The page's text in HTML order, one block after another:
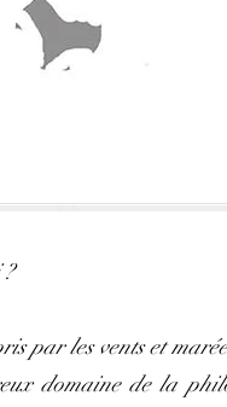
par les vents et
domaine de la